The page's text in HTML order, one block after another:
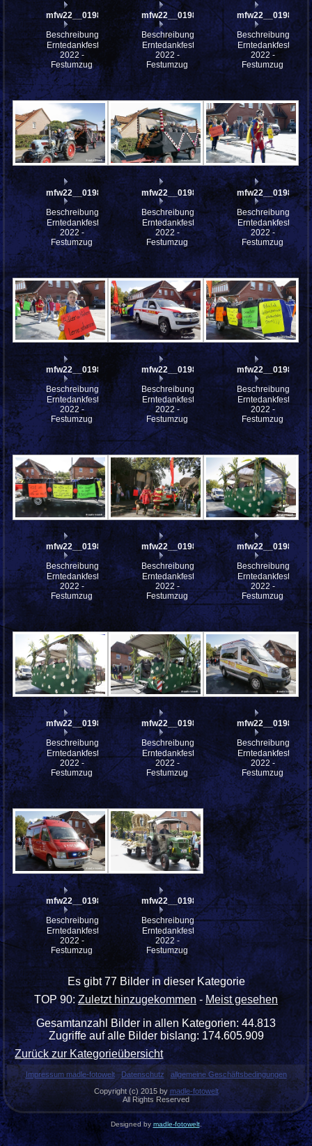
mfw22__0198305
Beschreibung:
Erntedankfest
2022 -
Festumzug
mfw22__0198304
Beschreibung:
Erntedankfest
2022 -
Festumzug
mfw22__0198301
Beschreibung:
Erntedankfest
2022 -
Festumzug
mfw22__0198300
Beschreibung:
Erntedankfest
2022 -
Festumzug
mfw22__0198299
Beschreibung:
Erntedankfest
2022 -
Festumzug
mfw22__0198292
Beschreibung:
Erntedankfest
2022 -
Festumzug
mfw22__0198291
Beschreibung:
Erntedankfest
2022 -
Festumzug
mfw22__0198290
Beschreibung:
Erntedankfest
2022 -
Festumzug
mfw22__0198289
Beschreibung:
Erntedankfest
2022 -
Festumzug
mfw22__0198288
Beschreibung:
Erntedankfest
2022 -
Festumzug
mfw22__0198287
Beschreibung:
Erntedankfest
2022 -
Festumzug
mfw22__0198280
Beschreibung:
Erntedankfest
2022 -
Festumzug
mfw22__0198279
Beschreibung:
Erntedankfest
2022 -
Festumzug
mfw22__0198278
Beschreibung:
Erntedankfest
2022 -
Festumzug
mfw22__0198277
Beschreibung:
Erntedankfest
2022 -
Festumzug
mfw22__0198276
Beschreibung:
Erntedankfest
2022 -
Festumzug
mfw22__0198422
Beschreibung:
Erntedankfest
2022 -
Festumzug
Es gibt 77 Bilder in dieser Kategorie
TOP 90:Zuletzt hinzugekommen - Meist gesehen
Gesamtanzahl Bilder in allen Kategorien: 44.813
Zugriffe auf alle Bilder bislang: 174.605.909
Zurück zur Kategorieübersicht
Impressum madle-fotowelt Datenschutz
allgemeine Geschäftsbedingungen
Copyright (c) 2015 by madle-fotowelt
All Rights Reserved
Designed bymadle-fotowelt.